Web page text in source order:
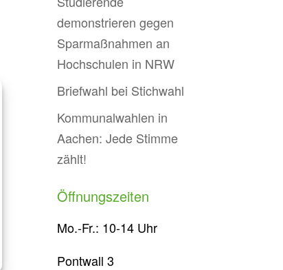
demonstrieren gegen
Sparmaßnahmen an
Hochschulen in NRW
Briefwahl bei Stichwahl
Kommunalwahlen in
Aachen: Jede Stimme
zählt!
Öffnungszeiten
Mo.-Fr.: 10-14 Uhr
Pontwall 3